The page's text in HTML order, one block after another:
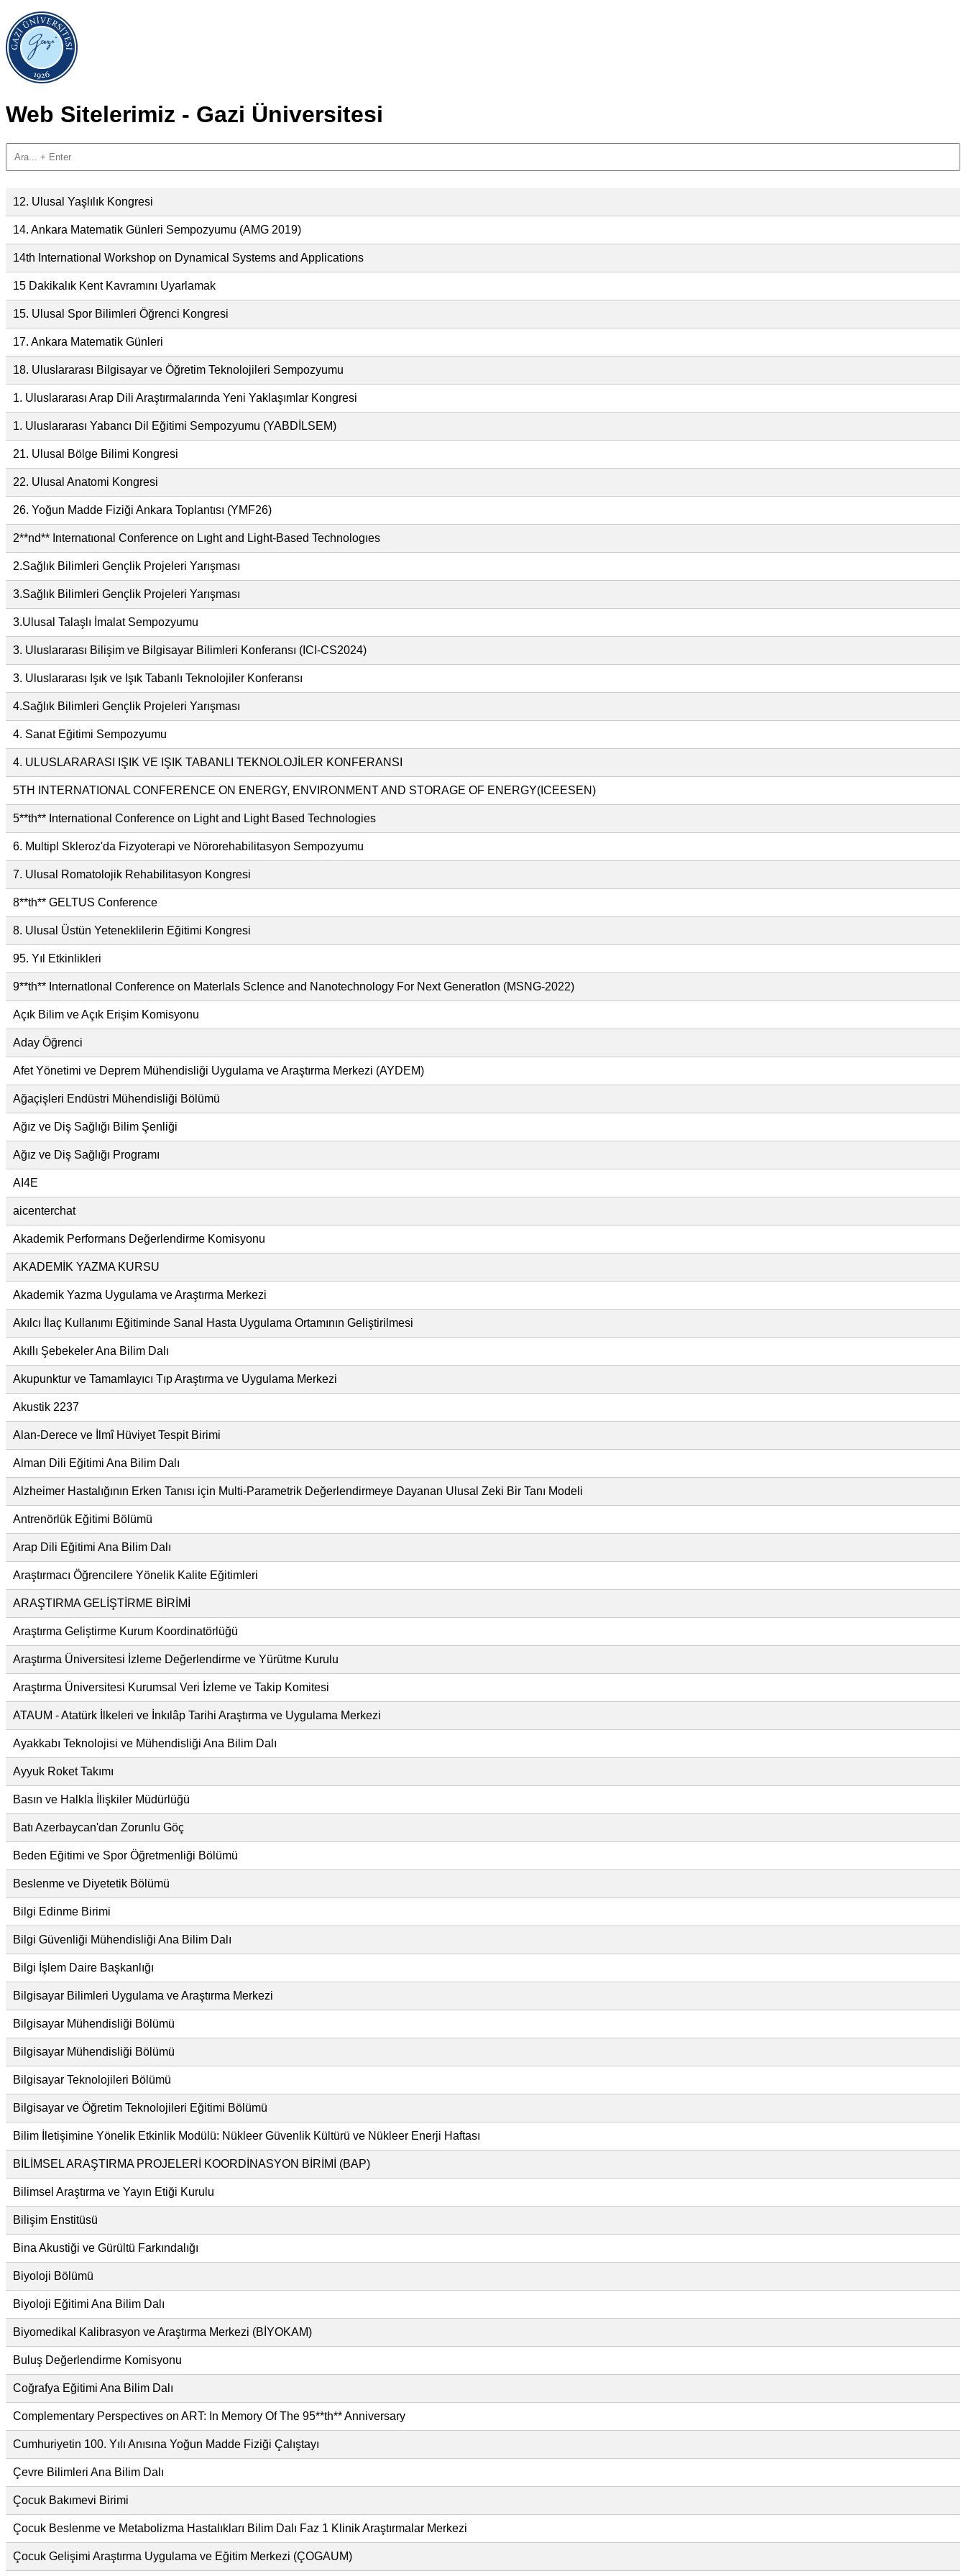
Web Sitelerimiz - Gazi Üniversitesi
12. Ulusal Yaşlılık Kongresi
14. Ankara Matematik Günleri Sempozyumu (AMG 2019)
14th International Workshop on Dynamical Systems and Applications
15 Dakikalık Kent Kavramını Uyarlamak
15. Ulusal Spor Bilimleri Öğrenci Kongresi
17. Ankara Matematik Günleri
18. Uluslararası Bilgisayar ve Öğretim Teknolojileri Sempozyumu
1. Uluslararası Arap Dili Araştırmalarında Yeni Yaklaşımlar Kongresi
1. Uluslararası Yabancı Dil Eğitimi Sempozyumu (YABDİLSEM)
21. Ulusal Bölge Bilimi Kongresi
22. Ulusal Anatomi Kongresi
26. Yoğun Madde Fiziği Ankara Toplantısı (YMF26)
2**nd** Internatıonal Conference on Lıght and Light-Based Technologıes
2.Sağlık Bilimleri Gençlik Projeleri Yarışması
3.Sağlık Bilimleri Gençlik Projeleri Yarışması
3.Ulusal Talaşlı İmalat Sempozyumu
3. Uluslararası Bilişim ve Bilgisayar Bilimleri Konferansı (ICI-CS2024)
3. Uluslararası Işık ve Işık Tabanlı Teknolojiler Konferansı
4.Sağlık Bilimleri Gençlik Projeleri Yarışması
4. Sanat Eğitimi Sempozyumu
4. ULUSLARARASI IŞIK VE IŞIK TABANLI TEKNOLOJİLER KONFERANSI
5TH INTERNATIONAL CONFERENCE ON ENERGY, ENVIRONMENT AND STORAGE OF ENERGY(ICEESEN)
5**th** International Conference on Light and Light Based Technologies
6. Multipl Skleroz'da Fizyoterapi ve Nörorehabilitasyon Sempozyumu
7. Ulusal Romatolojik Rehabilitasyon Kongresi
8**th** GELTUS Conference
8. Ulusal Üstün Yeteneklilerin Eğitimi Kongresi
95. Yıl Etkinlikleri
9**th** InternatIonal Conference on MaterIals ScIence and Nanotechnology For Next GeneratIon (MSNG-2022)
Açık Bilim ve Açık Erişim Komisyonu
Aday Öğrenci
Afet Yönetimi ve Deprem Mühendisliği Uygulama ve Araştırma Merkezi (AYDEM)
Ağaçişleri Endüstri Mühendisliği Bölümü
Ağız ve Diş Sağlığı Bilim Şenliği
Ağız ve Diş Sağlığı Programı
AI4E
aicenterchat
Akademik Performans Değerlendirme Komisyonu
AKADEMİK YAZMA KURSU
Akademik Yazma Uygulama ve Araştırma Merkezi
Akılcı İlaç Kullanımı Eğitiminde Sanal Hasta Uygulama Ortamının Geliştirilmesi
Akıllı Şebekeler Ana Bilim Dalı
Akupunktur ve Tamamlayıcı Tıp Araştırma ve Uygulama Merkezi
Akustik 2237
Alan-Derece ve İlmî Hüviyet Tespit Birimi
Alman Dili Eğitimi Ana Bilim Dalı
Alzheimer Hastalığının Erken Tanısı için Multi-Parametrik Değerlendirmeye Dayanan Ulusal Zeki Bir Tanı Modeli
Antrenörlük Eğitimi Bölümü
Arap Dili Eğitimi Ana Bilim Dalı
Araştırmacı Öğrencilere Yönelik Kalite Eğitimleri
ARAŞTIRMA GELİŞTİRME BİRİMİ
Araştırma Geliştirme Kurum Koordinatörlüğü
Araştırma Üniversitesi İzleme Değerlendirme ve Yürütme Kurulu
Araştırma Üniversitesi Kurumsal Veri İzleme ve Takip Komitesi
ATAUM - Atatürk İlkeleri ve İnkılâp Tarihi Araştırma ve Uygulama Merkezi
Ayakkabı Teknolojisi ve Mühendisliği Ana Bilim Dalı
Ayyuk Roket Takımı
Basın ve Halkla İlişkiler Müdürlüğü
Batı Azerbaycan'dan Zorunlu Göç
Beden Eğitimi ve Spor Öğretmenliği Bölümü
Beslenme ve Diyetetik Bölümü
Bilgi Edinme Birimi
Bilgi Güvenliği Mühendisliği Ana Bilim Dalı
Bilgi İşlem Daire Başkanlığı
Bilgisayar Bilimleri Uygulama ve Araştırma Merkezi
Bilgisayar Mühendisliği Bölümü
Bilgisayar Mühendisliği Bölümü
Bilgisayar Teknolojileri Bölümü
Bilgisayar ve Öğretim Teknolojileri Eğitimi Bölümü
Bilim İletişimine Yönelik Etkinlik Modülü: Nükleer Güvenlik Kültürü ve Nükleer Enerji Haftası
BİLİMSEL ARAŞTIRMA PROJELERİ KOORDİNASYON BİRİMİ (BAP)
Bilimsel Araştırma ve Yayın Etiği Kurulu
Bilişim Enstitüsü
Bina Akustiği ve Gürültü Farkındalığı
Biyoloji Bölümü
Biyoloji Eğitimi Ana Bilim Dalı
Biyomedikal Kalibrasyon ve Araştırma Merkezi (BİYOKAM)
Buluş Değerlendirme Komisyonu
Coğrafya Eğitimi Ana Bilim Dalı
Complementary Perspectives on ART: In Memory Of The 95**th** Anniversary
Cumhuriyetin 100. Yılı Anısına Yoğun Madde Fiziği Çalıştayı
Çevre Bilimleri Ana Bilim Dalı
Çocuk Bakımevi Birimi
Çocuk Beslenme ve Metabolizma Hastalıkları Bilim Dalı Faz 1 Klinik Araştırmalar Merkezi
Çocuk Gelişimi Araştırma Uygulama ve Eğitim Merkezi (ÇOGAUM)